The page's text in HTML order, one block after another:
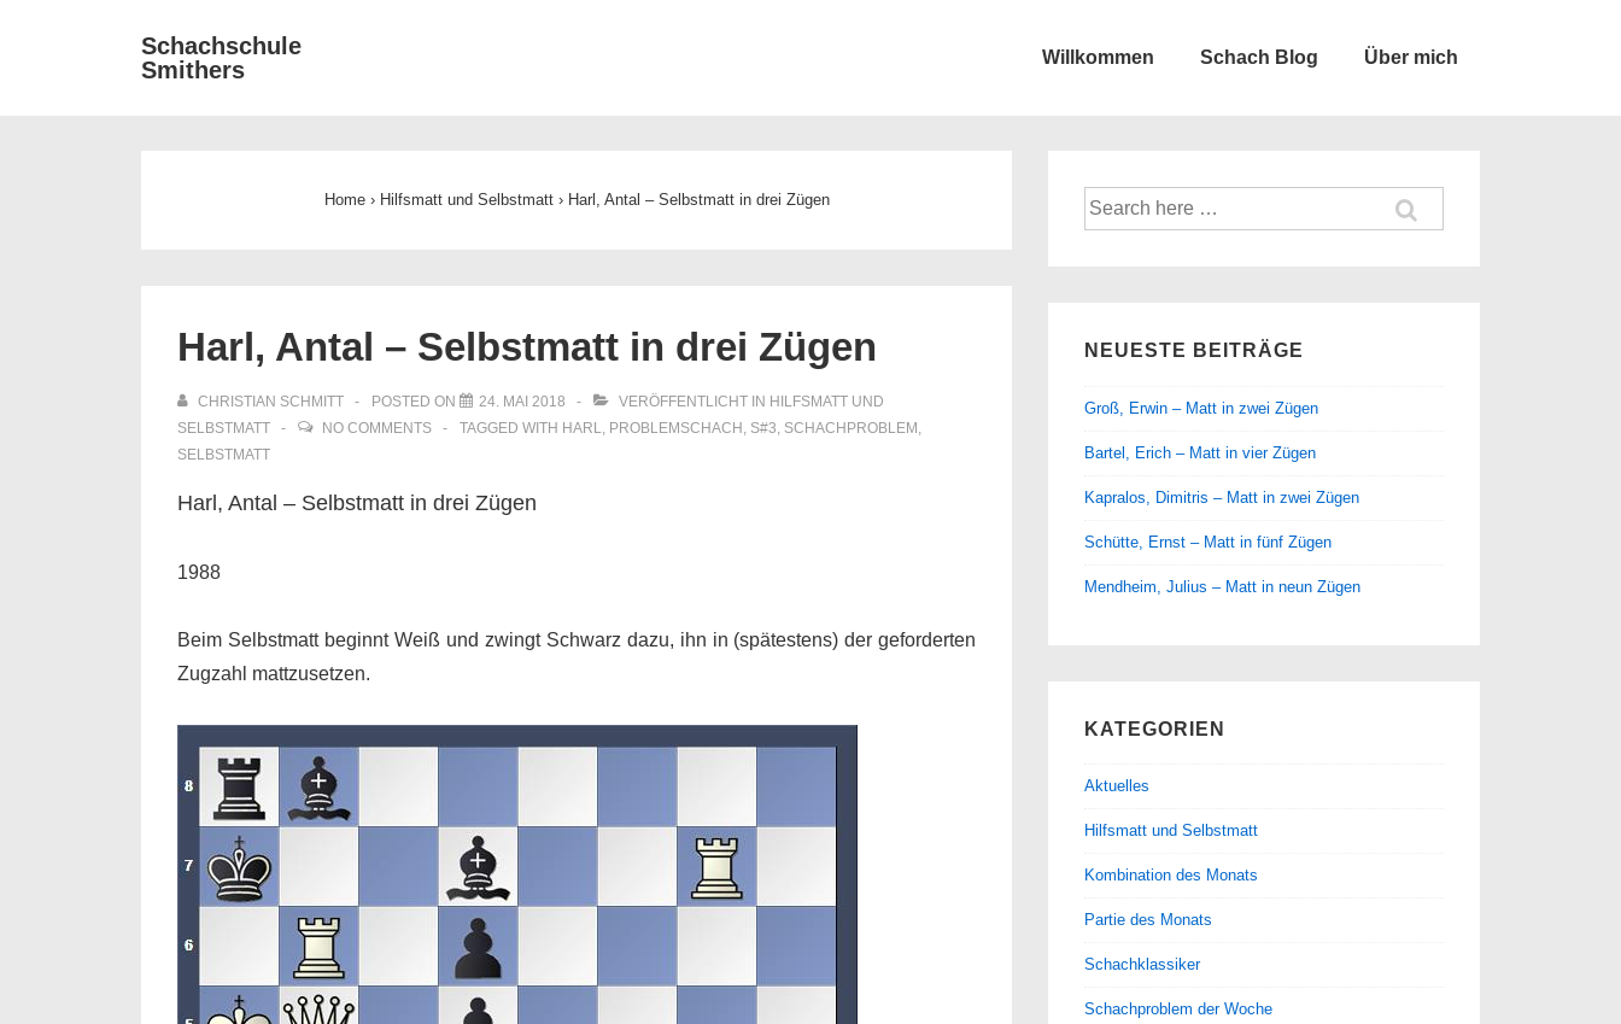
Schachschule
Smithers
Willkommen Schach Blog Über mich
Home › Hilfsmatt und Selbstmatt › Harl, Antal – Selbstmatt in drei Zügen
Harl, Antal – Selbstmatt in drei Zügen
CHRISTIAN SCHMITT POSTED ON 24. MAI 2018 VERÖFFENTLICHT IN HILFSMATT UND
SELBSTMATT
NO COMMENTS TAGGED WITH HARL, PROBLEMSCHACH , S#3, SCHACHPROBLEM ,
SELBSTMATT
Harl, Antal – Selbstmatt in drei Zügen
1988
Beim Selbstmatt beginnt Weiß und zwingt Schwarz dazu, ihn in (spätestens) der geforderten
Zugzahl mattzusetzen.
Suche
nach:
NEUESTE BEITRÄGE
Groß, Erwin – Matt in zwei Zügen
Bartel, Erich – Matt in vier Zügen
Kapralos, Dimitris – Matt in zwei Zügen
Schütte, Ernst – Matt in fünf Zügen
Mendheim, Julius – Matt in neun Zügen
KATEGORIEN
Aktuelles
Hilfsmatt und Selbstmatt
Kombination des Monats
Partie des Monats
Schachklassiker
Schachproblem der Woche